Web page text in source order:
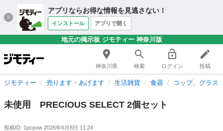
アプリならお得な情報を見逃さない！
インストール アプリで開く
地元の掲示板 ジモティー 神奈川版
神奈川県 検索 ログイン 投稿
ジモティー 売ります・あげます 生活雑貨 食器 コップ、グラス
未使用 PRECIOUS SELECT 2個セット
投稿ID: 1pcpow 2026年6月8日 11:24